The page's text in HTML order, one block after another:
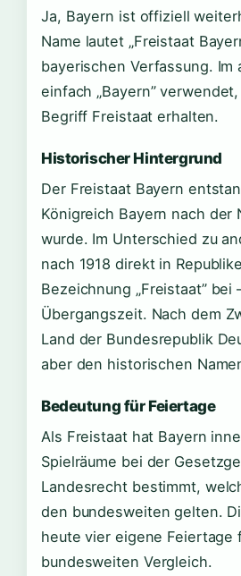
Ja, Bayern ist offiziell
Name lautet „Freistaat
bayerischen Verfassung.
einfach „Bayern”
Begriff Freistaat erhalten.
Historischer Hintergrund
Der Freistaat Bayern
Königreich Bayern nach
wurde. Im Unterschied zu
nach 1918 direkt in
Bezeichnung „Freistaat” bei
Übergangszeit. Nach dem
Land der Bundesrepublik
aber den historischen
Bedeutung für Feiertage
Als Freistaat hat Bayern
Spielräume bei der
Landesrecht bestimmt,
den bundesweiten gelten.
heute vier eigene
bundesweiten Vergleich.